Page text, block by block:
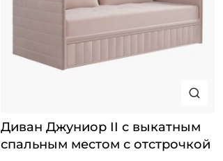
Диван Джуниор II с выкатным
спальным местом с отстрочкой